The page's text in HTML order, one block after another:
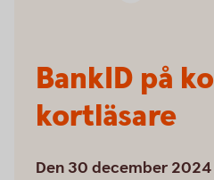
BankID på
kortläsare
Den 30 december 2024